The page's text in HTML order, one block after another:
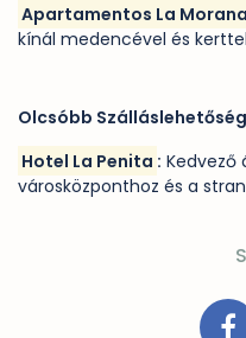
Apartamentos La Morana
kínál medencével és
Olcsóbb
Hotel La Penita : Kedvező
városközponthoz és a